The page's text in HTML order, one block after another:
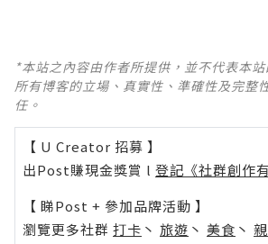
*本站之內容由作者所提供，並不代表本
所有博客的立場、真實性、準確性及完整
任。
【 U Creator 招募 】
出Post賺現金獎賞 l 登記《社群創作
【 睇Post + 參加品牌活動 】
瀏覽更多社群 打卡 丶 旅遊 丶 美食 丶